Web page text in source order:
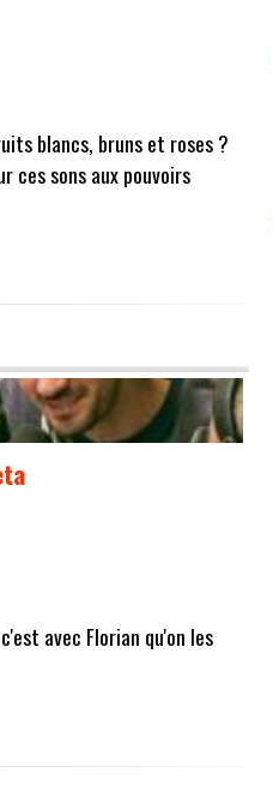
blancs, bruns et roses ?
ces sons aux pouvoirs
avec Florian qu'on les